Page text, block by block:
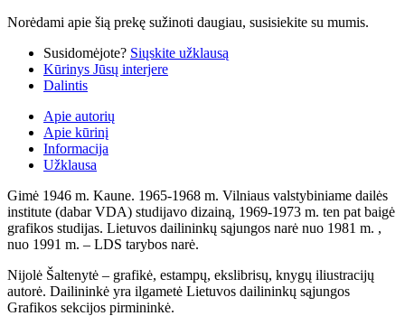
Norėdami apie šią prekę sužinoti daugiau, susisiekite su mumis.
Susidomėjote? Siųskite užklausą
Kūrinys Jūsų interjere
Dalintis
Apie autorių
Apie kūrinį
Informacija
Užklausa
Gimė 1946 m. Kaune. 1965-1968 m. Vilniaus valstybiniame dailės
institute (dabar VDA) studijavo dizainą, 1969-1973 m. ten pat baigė
grafikos studijas. Lietuvos dailininkų sąjungos narė nuo 1981 m. ,
nuo 1991 m. – LDS tarybos narė.
Nijolė Šaltenytė – grafikė, estampų, ekslibrisų, knygų iliustracijų
autorė. Dailininkė yra ilgametė Lietuvos dailininkų sąjungos
Grafikos sekcijos pirmininkė.